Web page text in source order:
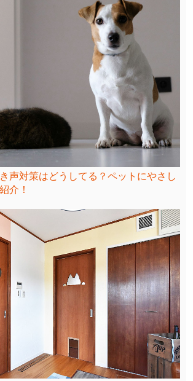
声対策はどうしてる？ペットにやさし
介！